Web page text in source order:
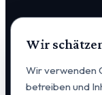
Wir
Wir verwenden
betreiben und